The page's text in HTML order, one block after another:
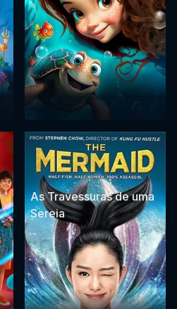
As Travessuras de uma
Sereia